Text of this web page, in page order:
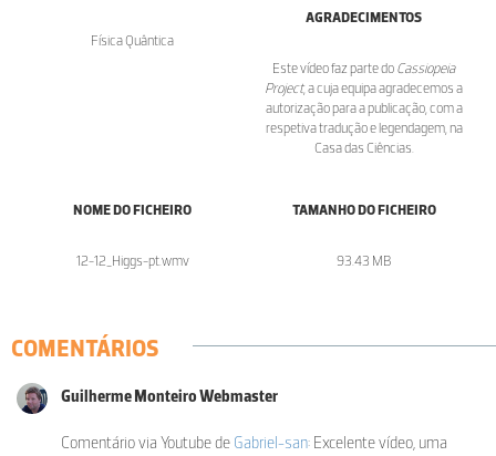
Física Quântica
AGRADECIMENTOS
Este vídeo faz parte do Cassiopeia
Project, a cuja equipa agradecemos a
autorização para a publicação, com a
respetiva tradução e legendagem, na
Casa das Ciências.
NOME DO FICHEIRO
12-12_Higgs-pt.wmv
TAMANHO DO FICHEIRO
93.43 MB
COMENTÁRIOS
Guilherme Monteiro Webmaster
Comentário via Youtube de Gabriel-san: Excelente vídeo, uma